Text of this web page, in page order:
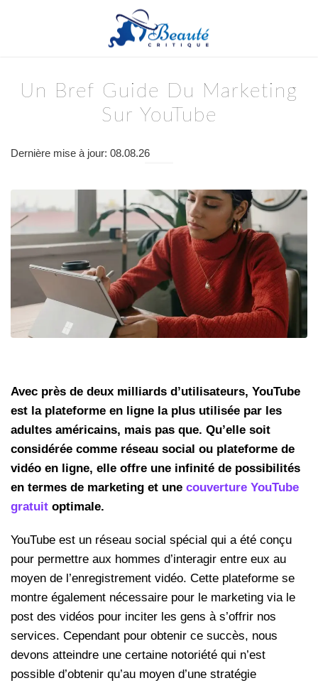
Un Bref Guide Du Marketing
Sur YouTube
Dernière mise à jour: 08.08.26
Avec près de deux milliards d’utilisateurs, YouTube
est la plateforme en ligne la plus utilisée par les
adultes américains, mais pas que. Qu’elle soit
considérée comme réseau social ou plateforme de
vidéo en ligne, elle offre une infinité de possibilités
en termes de marketing et une couverture YouTube
gratuit optimale.
YouTube est un réseau social spécial qui a été conçu
pour permettre aux hommes d’interagir entre eux au
moyen de l’enregistrement vidéo. Cette plateforme se
montre également nécessaire pour le marketing via le
post des vidéos pour inciter les gens à s’offrir nos
services. Cependant pour obtenir ce succès, nous
devons atteindre une certaine notoriété qui n’est
possible d’obtenir qu’au moyen d’une stratégie